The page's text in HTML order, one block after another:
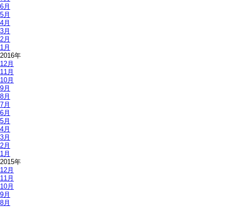
6月
5月
4月
3月
2月
1月
2016年
12月
11月
10月
9月
8月
7月
6月
5月
4月
3月
2月
1月
2015年
12月
11月
10月
9月
8月